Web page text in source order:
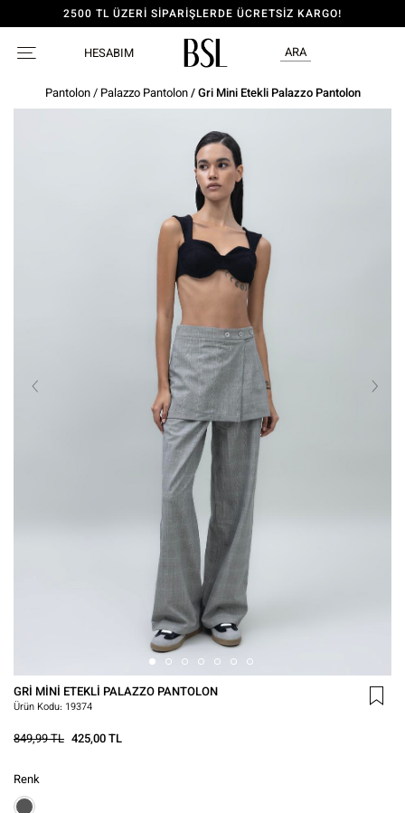
2500 TL ÜZERİ SİPARİŞLERDE ÜCRETSİZ KARGO!
HESABIM ARA
Pantolon/ Palazzo Pantolon/ Gri Mini Etekli Palazzo Pantolon
GRI MINI ETEKLI PALAZZO PANTOLON
Ürün Kodu: 19374
849,99 TL 425,00 TL
Renk